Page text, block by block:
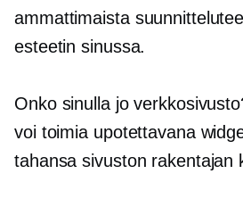
ammattimaista
esteetin sinussa.
Onko sinulla jo
voi toimia upotettavana
tahansa sivuston rakentajan